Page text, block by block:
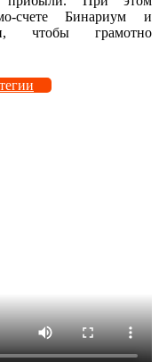
счете Бинариум и
чтобы грамотно